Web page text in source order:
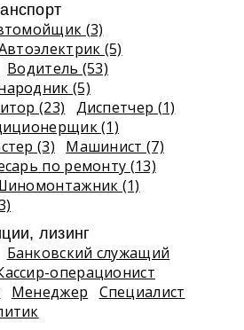
(3)
(5)
Водитель (53)
(5)
(23)
Диспетчер (1)
(1)
(3)
Машинист (7)
по ремонту (13)
(1)
лизинг
Банковский служащий
операционист
Менеджер
Специалист